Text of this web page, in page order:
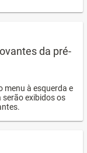
da pré-
menu à esquerda e
serão exibidos os